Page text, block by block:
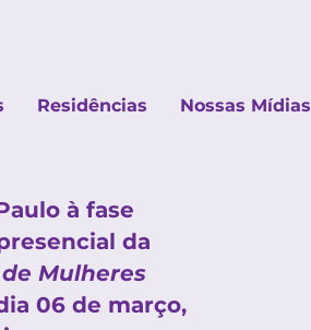
Residências Nossas Mídias
à fase
da
Mulheres
06 de março,